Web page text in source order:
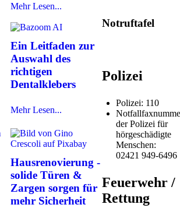
Mehr Lesen...
Ein Leitfaden zur
Auswahl des
richtigen
Dentalklebers
Mehr Lesen...
Hausrenovierung -
solide Türen &
Zargen sorgen für
mehr Sicherheit
Notruftafel
Polizei
Polizei: 110
der Polizei für
hörgeschädigte
Menschen:
02421 949-6496
Feuerwehr /
Rettung